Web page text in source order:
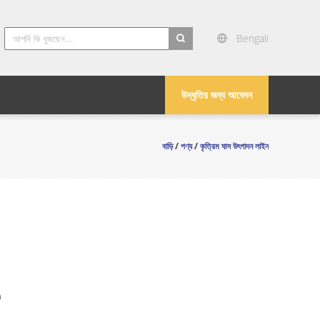
Bengali
উদ্ধৃতির জন্য আবেদন
বাড়ি/পণ্য/কৃত্রিম ঘাস উৎপাদন লাইন